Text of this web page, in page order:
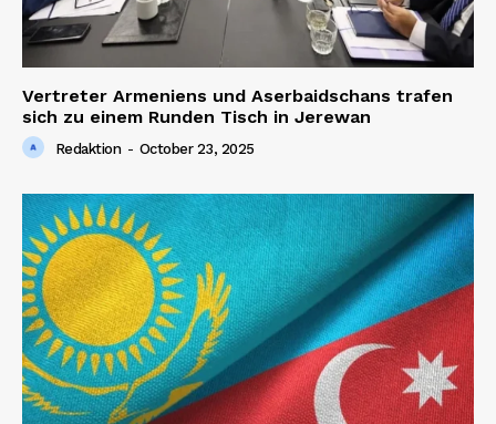
Vertreter Armeniens und Aserbaidschans trafen
sich zu einem Runden Tisch in Jerewan
Redaktion - October 23, 2025